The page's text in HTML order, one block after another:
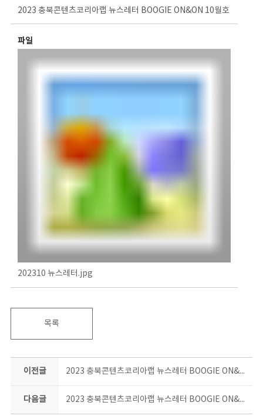
2023 충북콘텐츠코리아랩 뉴스레터 BOOGIE ON&ON 10월호
파일
202310 뉴스레터.jpg
목록
이전글 2023 충북콘텐츠코리아랩 뉴스레터 BOOGIE ON&ON 9월호
다음글 2023 충북콘텐츠코리아랩 뉴스레터 BOOGIE ON&ON 11월호